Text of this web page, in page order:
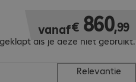
als je deze niet gebruikt.
vanaf€ 860,99
€ 860,99
Relevantie